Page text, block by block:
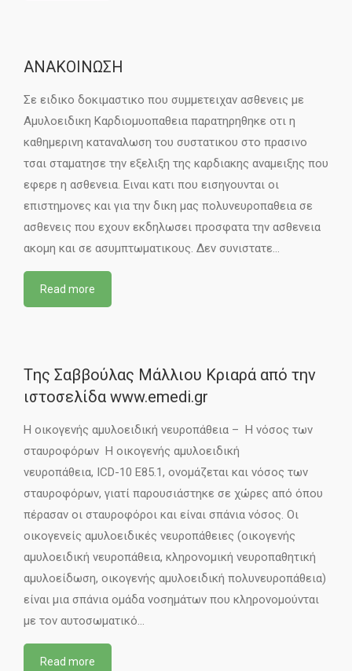
ΑΝΑΚΟΙΝΩΣΗ
Σε ειδικο δοκιμαστικο που συμμετειχαν ασθενεις με
Αμυλοειδικη Καρδιομυοπαθεια παρατηρηθηκε οτι η
καθημερινη καταναλωση του συστατικου στο πρασινο
τσαι σταματησε την εξελιξη της καρδιακης αναμειξης που
εφερε η ασθενεια. Ειναι κατι που εισηγουνται οι
επιστημονες και για την δικη μας πολυνευροπαθεια σε
ασθενεις που εχουν εκδηλωσει προσφατα την ασθενεια
ακομη και σε ασυμπτωματικους. Δεν συνιστατε…
Read more
Tης Σαββούλας Μάλλιου Κριαρά από την
ιστοσελίδα www.emedi.gr
Η οικογενής αμυλοειδική νευροπάθεια – Η νόσος των
σταυροφόρων Η οικογενής αμυλοειδική
νευροπάθεια, ICD-10 E85.1, ονομάζεται και νόσος των
σταυροφόρων, γιατί παρουσιάστηκε σε χώρες από όπου
πέρασαν οι σταυροφόροι και είναι σπάνια νόσος. Οι
οικογενείς αμυλοειδικές νευροπάθειες (οικογενής
αμυλοειδική νευροπάθεια, κληρονομική νευροπαθητική
αμυλοείδωση, οικογενής αμυλοειδική πολυνευροπάθεια)
είναι μια σπάνια ομάδα νοσημάτων που κληρονομούνται
με τον αυτοσωματικό…
Read more